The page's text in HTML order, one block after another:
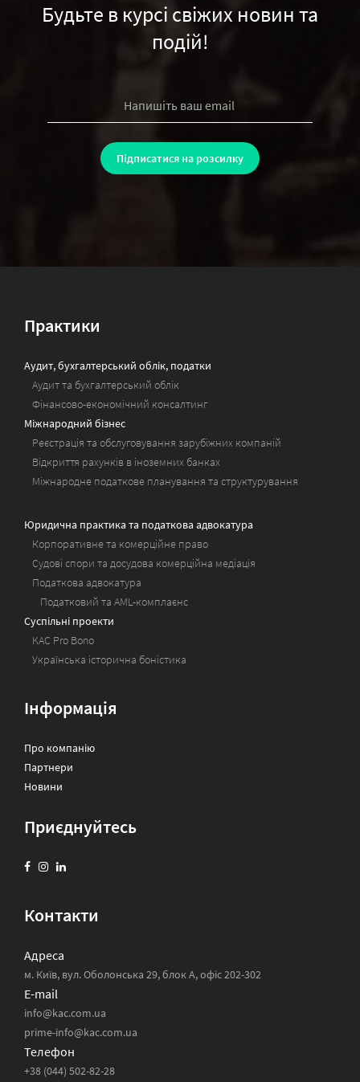
Будьте в курсі свіжих новин та
подій!
Практики
Аудит, бухгалтерський облік, податки
Аудит та бухгалтерський облік
Фінансово-економічний консалтинг
Міжнародний бізнес
Реєстрація та обслуговування зарубіжних компаній
Відкриття рахунків в іноземних банках
Міжнародне податкове планування та структурування
Юридична практика та податкова адвокатура
Корпоративне та комерційне право
Судові спори та досудова комерційна медіація
Податкова адвокатура
Податковий та AML-комплаєнс
Суспільні проекти
KAC Pro Bono
Українська історична боністика
Інформація
Про компанію
Партнери
Новини
Приєднуйтесь
Контакти
Адреса
м. Київ, вул. Оболонська 29, блок А, офіс 202-302
E-mail
info@kac.com.ua
prime-info@kac.com.ua
Телефон
+38 (044) 502-82-28